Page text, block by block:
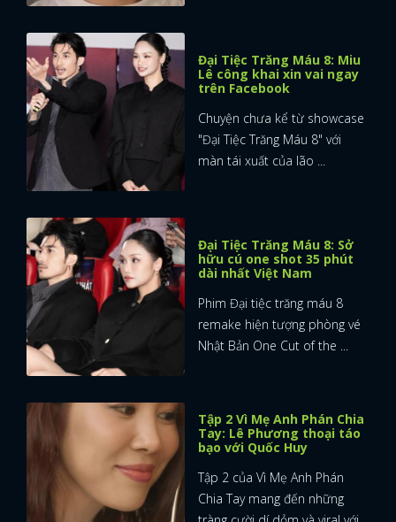
Đại Tiệc Trăng Máu 8: Miu
Lê công khai xin vai ngay
trên Facebook
Chuyện chưa kể từ showcase
"Đại Tiệc Trăng Máu 8" với
màn tái xuất của lão ...
Đại Tiệc Trăng Máu 8: Sở
hữu cú one shot 35 phút
dài nhất Việt Nam
Phim Đại tiệc trăng máu 8
remake hiện tượng phòng vé
Nhật Bản One Cut of the ...
Tập 2 Vì Mẹ Anh Phán Chia
Tay: Lê Phương thoại táo
bạo với Quốc Huy
Tập 2 của Vì Mẹ Anh Phán
Chia Tay mang đến những